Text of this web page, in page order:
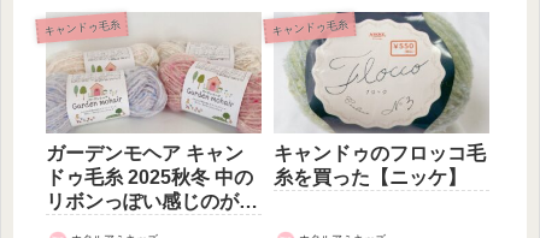
キャンドゥ毛糸
ガーデンモヘア キャン
ドゥ毛糸 2025秋冬 中の
リボンっぽい感じのが可
キャンドゥ毛糸
キャンドゥのフロッコ毛
糸を買った【ニッケ】